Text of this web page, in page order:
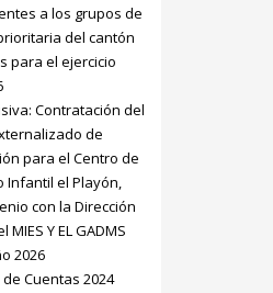
a los grupos de
del cantón
para el ejercicio
Contratación del
de
para el Centro de
Infantil el Playón,
con la Dirección
MIES Y EL GADMS
2026
Cuentas 2024